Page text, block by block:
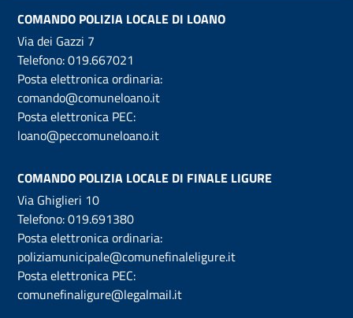
COMANDO POLIZIA LOCALE DI LOANO
Via dei Gazzi 7
Telefono:019.667021
Posta elettronica ordinaria:
comando@comuneloano.it
Posta elettronica PEC:
loano@peccomuneloano.it
COMANDO POLIZIA LOCALE DI FINALE LIGURE
Via Ghiglieri 10
Telefono:019.691380
Posta elettronica ordinaria:
poliziamunicipale@comunefinaleligure.it
Posta elettronica PEC:
comunefinaligure@legalmail.it